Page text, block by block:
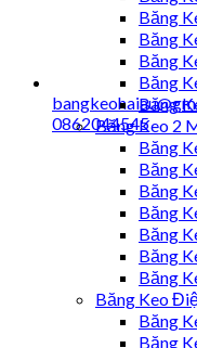
0862044545
Băng
Băng
Băng
Băng
Băng
Băng Keo 2
Băng
Băng
Băng
Băng
Băng
Băng
Băng
Băng Keo
Băng
Băng